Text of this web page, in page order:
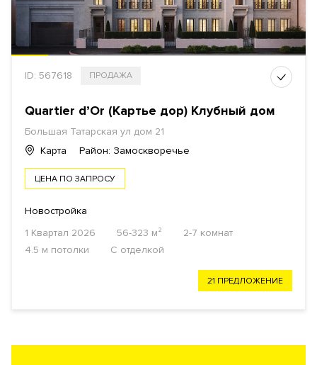
ID: 567618 ПРОДАЖА
Quartier d’Or (Картье дор) Клубный дом
Большая Татарская ул дом 21
Карта
Район: Замоскворечье
ЦЕНА ПО ЗАПРОСУ
Новостройка
1 Квартал 2026
56-323 м²
2-7 комнат
4.5 м потолки
С отделкой
21 ПРЕДЛОЖЕНИЕ